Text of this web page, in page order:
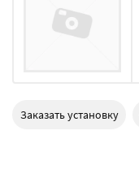
Заказать установку